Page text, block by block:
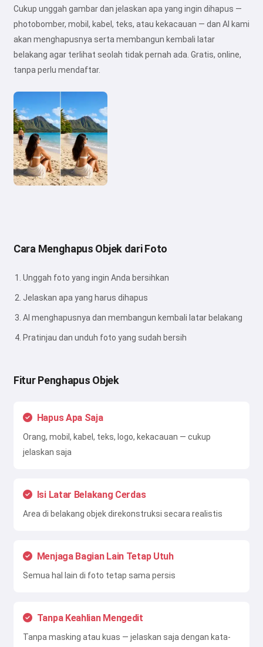
Cukup unggah gambar dan jelaskan apa yang ingin dihapus —
photobomber, mobil, kabel, teks, atau kekacauan — dan AI kami
akan menghapusnya serta membangun kembali latar
belakang agar terlihat seolah tidak pernah ada. Gratis, online,
tanpa perlu mendaftar.
Cara Menghapus Objek dari Foto
Unggah foto yang ingin Anda bersihkan
Jelaskan apa yang harus dihapus
AI menghapusnya dan membangun kembali latar belakang
Pratinjau dan unduh foto yang sudah bersih
Fitur Penghapus Objek
Hapus Apa Saja
Orang, mobil, kabel, teks, logo, kekacauan — cukup
jelaskan saja
Isi Latar Belakang Cerdas
Area di belakang objek direkonstruksi secara realistis
Menjaga Bagian Lain Tetap Utuh
Semua hal lain di foto tetap sama persis
Tanpa Keahlian Mengedit
Tanpa masking atau kuas — jelaskan saja dengan kata-